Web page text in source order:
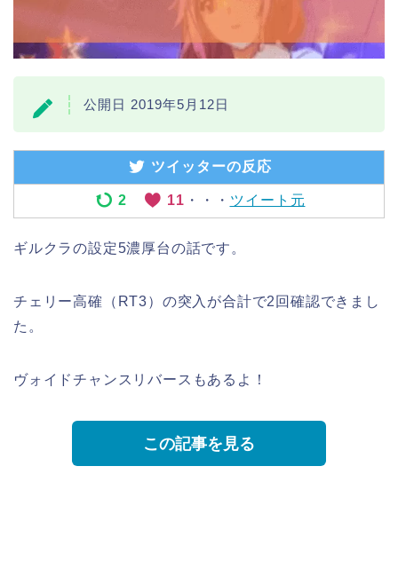
公開日 2019年5月12日
ツイッターの反応
2 11 ・・・ ツイート元
ギルクラの設定5濃厚台の話です。
チェリー高確（RT3）の突入が合計で2回確認できまし
た。
ヴォイドチャンスリバースもあるよ！
この記事を見る